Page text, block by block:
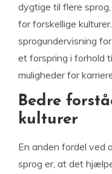
dygtige til flere
for forskellige
sprogundervisning
et forspring i forhold
muligheder for
Bedre
kulturer
En anden fordel ved
sprog er, at det